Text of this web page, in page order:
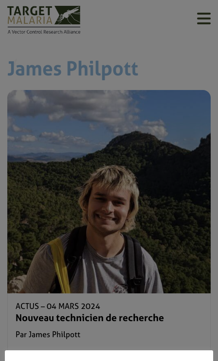
James Philpott
ACTUS –04 MARS 2024
Nouveau technicien de recherche
Par James Philpott
Lire plus